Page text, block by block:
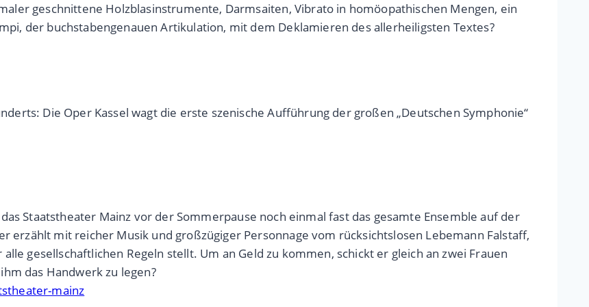
geschnit­tene Holz­blas­in­stru­mente, Darm­sai­ten, Vibrato in homöo­pa­thi­schen Men­gen, ein
der buch­sta­ben­ge­nauen Arti­ku­la­tion, mit dem Dekla­mie­ren des aller­hei­lig­sten Tex­tes?
Die Oper Kassel wagt die erste szenische Aufführung der großen „Deutschen Symphonie“
Staatstheater Mainz vor der Sommerpause noch einmal fast das gesamte Ensemble auf der
erzählt mit reicher Musik und großzügiger Personnage vom rücksichtslosen Lebemann Falstaff,
gesellschaftlichen Regeln stellt. Um an Geld zu kommen, schickt er gleich an zwei Frauen
das Handwerk zu legen?
mainz